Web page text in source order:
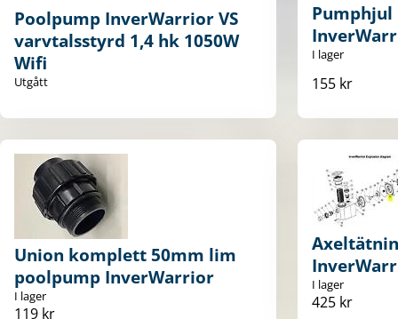
Poolpump InverWarrior VS
varvtalsstyrd 1,4 hk 1050W
Wifi
Utgått
I lager
155 kr
Union komplett 50mm lim
poolpump InverWarrior
I lager
119 kr
I lager
425 kr